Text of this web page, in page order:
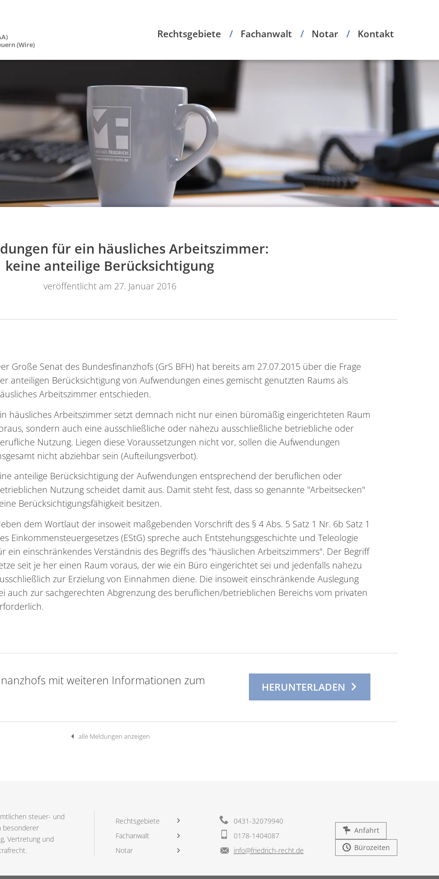
(Wire)
Rechtsgebiete Fachanwalt Notar Kontakt
für ein häusliches Arbeitszimmer:
keine anteilige Berücksichtigung
veröffentlicht am 27. Januar 2016
Große Senat des Bundesfinanzhofs (GrS BFH) hat bereits am 27.07.2015 über die Frage
anteiligen Berücksichtigung von Aufwendungen eines gemischt genutzten Raums als
Arbeitszimmer entschieden.
häusliches Arbeitszimmer setzt demnach nicht nur einen büromäßig eingerichteten Raum
sondern auch eine ausschließliche oder nahezu ausschließliche betriebliche oder
Nutzung. Liegen diese Voraussetzungen nicht vor, sollen die Aufwendungen
nicht abziehbar sein (Aufteilungsverbot).
anteilige Berücksichtigung der Aufwendungen entsprechend der beruflichen oder
Nutzung scheidet damit aus. Damit steht fest, dass so genannte "Arbeitsecken"
Berücksichtigungsfähigkeit besitzen.
dem Wortlaut der insoweit maßgebenden Vorschrift des § 4 Abs. 5 Satz 1 Nr. 6b Satz 1
Einkommensteuergesetzes (EStG) spreche auch Entstehungsgeschichte und Teleologie
ein einschränkendes Verständnis des Begriffs des "häuslichen Arbeitszimmers". Der Begriff
seit je her einen Raum voraus, der wie ein Büro eingerichtet sei und jedenfalls nahezu
zur Erzielung von Einnahmen diene. Die insoweit einschränkende Auslegung
auch zur sachgerechten Abgrenzung des beruflichen/betrieblichen Bereichs vom privaten
mit weiteren Informationen zum
HERUNTERLADEN
alle Meldungen anzeigen
steuer- und
besonderer
Vertretung und
Rechtsgebiete
Fachanwalt
Notar
0431-32079940
0178-1404087
info@friedrich-recht.de
Anfahrt
Bürozeiten